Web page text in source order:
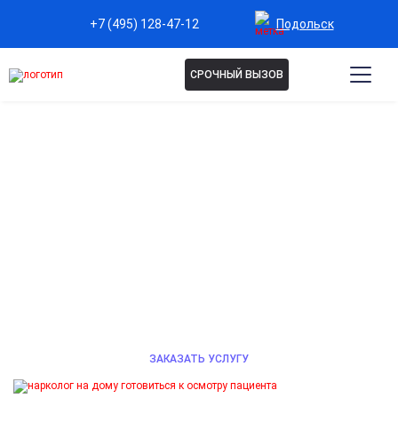
+7 (495) 128-47-12 Подольск
СРОЧНЫЙ ВЫЗОВ
ЗАКАЗАТЬ УСЛУГУ